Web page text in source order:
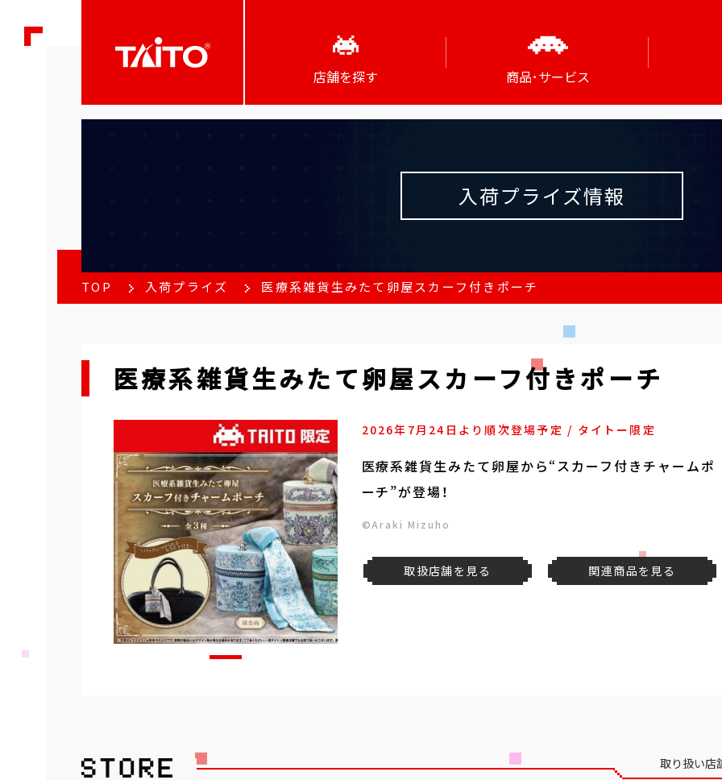
店舗を探す 商品･サービス
入荷プライズ情報
TOP 入荷プライズ 医療系雑貨生みたて卵屋スカーフ付きポーチ
医療系雑貨生みたて卵屋スカーフ付きポーチ
2026年7月24日より順次登場予定 / タイトー限定
医療系雑貨生みたて卵屋から“スカーフ付きチャームポ
ーチ”が登場！
©Araki Mizuho
取扱店舗を見る 関連商品を見る
取り扱い店